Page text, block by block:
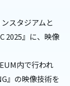
スタジアムと
2025』に、映像
内で行われ
』の映像技術を